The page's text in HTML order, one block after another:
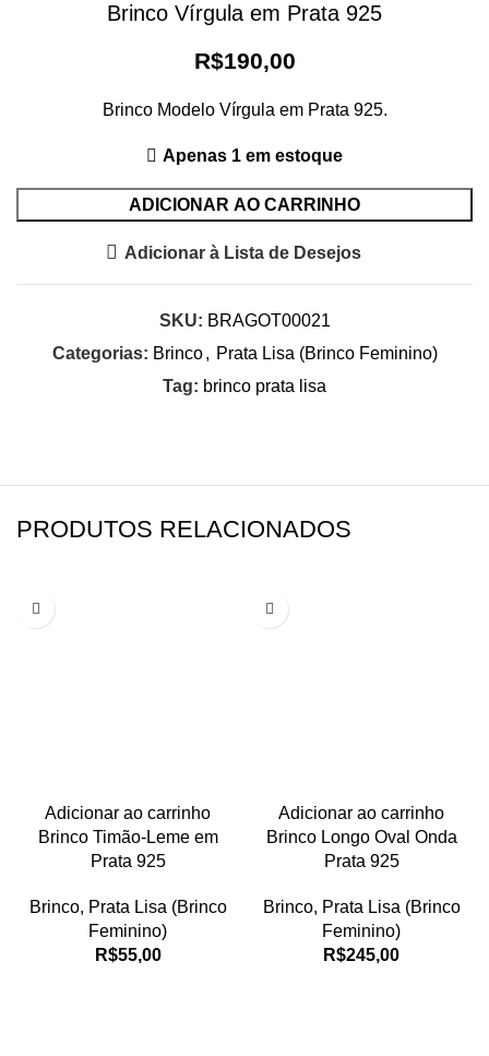
Brinco Vírgula em Prata 925
R$190,00
Brinco Modelo Vírgula em Prata 925.
Apenas 1 em estoque
ADICIONAR AO CARRINHO
Adicionar à Lista de Desejos
SKU: BRAGOT00021
Categorias: Brinco , Prata Lisa (Brinco Feminino)
Tag: brinco prata lisa
PRODUTOS RELACIONADOS
Adicionar ao carrinho
Brinco Timão-Leme em
Prata 925
Brinco, Prata Lisa (Brinco
Feminino)
R$55,00
Adicionar ao carrinho
Brinco Longo Oval Onda
Prata 925
Brinco, Prata Lisa (Brinco
Feminino)
R$245,00